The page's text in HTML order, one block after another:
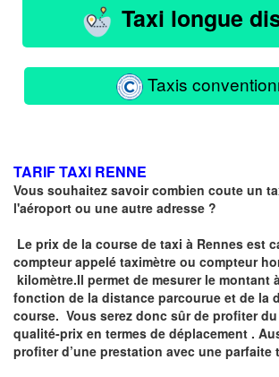
Taxi longue
Taxis
TARIF TAXI RENNE
Vous souhaitez savoir combien coute un
l'aéroport ou une autre adresse ?
Le prix de la course de taxi à Rennes est
compteurappelé taximètre ou compteur
kilomètre.Il permet de mesurer le montant
fonction de la distance parcourue et de la
course. Vous serez donc sûr de profiter
qualité-prix en termes de déplacement .
profiter d’une prestation avec une parfaite